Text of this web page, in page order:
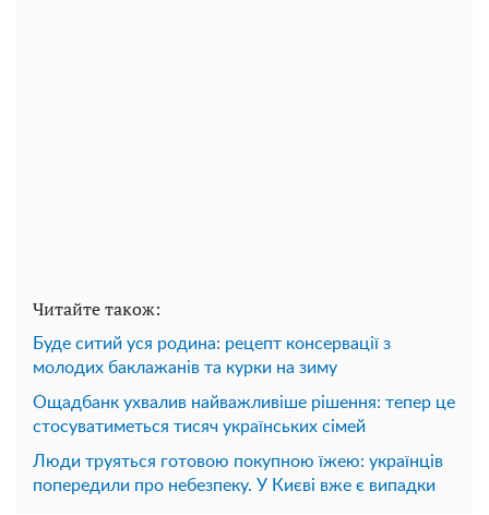
Читайте також:
Буде ситий уся родина: рецепт консервації з
молодих баклажанів та курки на зиму
Ощадбанк ухвалив найважливіше рішення: тепер це
стосуватиметься тисяч українських сімей
Люди труяться готовою покупною їжею: українців
попередили про небезпеку. У Києві вже є випадки